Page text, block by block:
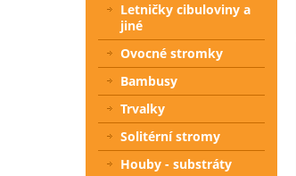
Letničky cibuloviny a
jiné
Ovocné stromky
Bambusy
Trvalky
Solitérní stromy
Houby - substráty